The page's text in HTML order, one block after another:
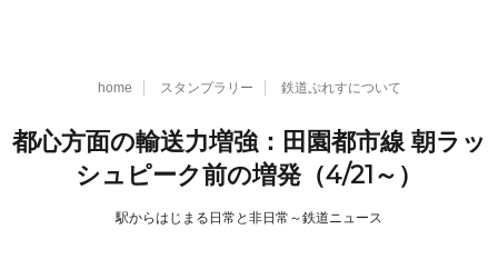
home スタンプラリー 鉄道ぷれすについて
都心方面の輸送力増強：田園都市線 朝ラッ
シュピーク前の増発（4/21～）
駅からはじまる日常と非日常～鉄道ニュース